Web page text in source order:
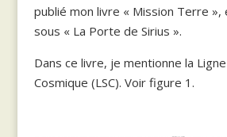
publié mon livre « Mission Terre »,
sous « La Porte de Sirius ».
Dans ce livre, je mentionne la
Cosmique (LSC). Voir figure 1.